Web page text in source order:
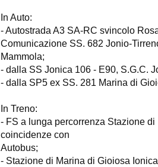
In Auto:
- Autostrada A3 SA-RC svincolo
Comunicazione SS. 682 Jonio-
Mammola;
- dalla SS Jonica 106 - E90, S.G.C.
- dalla SP5 ex SS. 281 Marina di
In Treno:
- FS a lunga percorrenza Stazione
coincidenze con
Autobus;
- Stazione di Marina di Gioiosa